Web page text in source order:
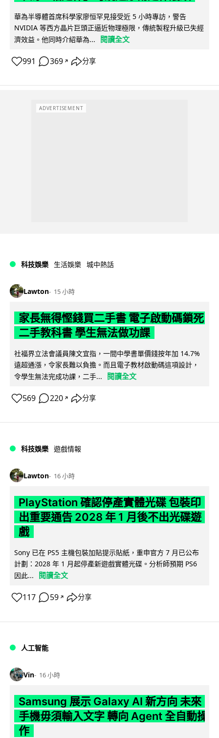
華為半導體首席科學家廖恒罕見接受近 5 小時專訪，警告
NVIDIA 等西方晶片巨頭正逼近物理極限，傳統製程升級已失經
濟效益。他同時介紹華為...
閱讀全文
991 369 ↗ 分享
ADVERTISEMENT
科技娛樂 生活娛樂 城中熱話
Lawton 15 小時
家長無得慳錢買二手書 電子啟動碼鎖死
二手教科書 學生無法做功課
社福界立法會議員陳文宜指，一間中學書單價錢按年加 14.7%
遠超通漲，令家長難以負擔。而且電子教材啟動碼這項設計，
令學生無法完成功課，二手...
閱讀全文
569 220 ↗ 分享
科技娛樂 遊戲情報
Lawton 16 小時
PlayStation 確認停產實體光碟 包裝印
出重要通告 2028 年 1 月後不出光碟遊
戲
Sony 已在 PS5 主機包裝加貼提示貼紙，重申官方 7 月已公布
計劃：2028 年 1 月起停產新遊戲實體光碟。分析師預期 PS6
因此...
閱讀全文
117 59 ↗ 分享
人工智能
Vin 16 小時
Samsung 展示 Galaxy AI 新方向 未來
手機毋須輸入文字 轉向 Agent 全自動操
作